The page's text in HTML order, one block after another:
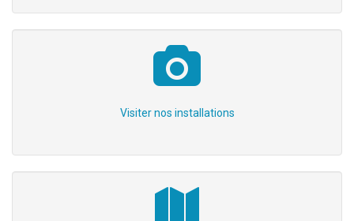
Visiter nos installations